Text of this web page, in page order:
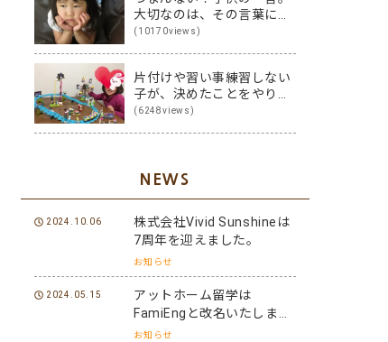
大切なのは、その言葉に隠
された裏の本音です
(10170views)
片付けや習い事練習しない
子が、決めたことをやり切
る子に変身！その方法は？
(6248views)
NEWS
2024.10.06
株式会社Vivid Sunshineは
7周年を迎えました。
お知らせ
2024.05.15
アットホーム留学は
FamiEngと改名いたしまし
た。
お知らせ